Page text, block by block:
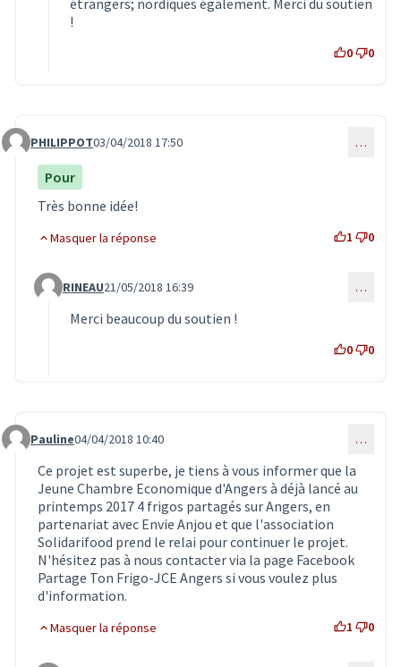
!
0 0
Commentaire 428
PHILIPPOT03/04/2018 17:50 …
Pour
Très bonne idée!
Masquer la réponse 1 0
Commentaire 701 (réponse au commentaire 428)
RINEAU21/05/2018 16:39 …
Merci beaucoup du soutien !
0 0
Commentaire 436
Pauline04/04/2018 10:40 …
Ce projet est superbe, je tiens à vous informer que la
Jeune Chambre Economique d'Angers à déjà lancé au
printemps 2017 4 frigos partagés sur Angers, en
partenariat avec Envie Anjou et que l'association
Solidarifood prend le relai pour continuer le projet.
N'hésitez pas à nous contacter via la page Facebook
Partage Ton Frigo-JCE Angers si vous voulez plus
d'information.
Masquer la réponse 1 0